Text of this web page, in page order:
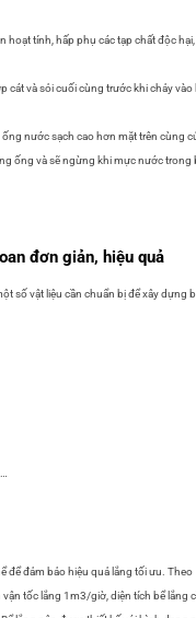
hoạt tính, hấp phụ các tạp chất độc hại,
cát và sỏi cuối cùng trước khi chảy vào
nước sạch cao hơn mặt trên cùng
ống và sẽ ngừng khi mực nước trong
đơn giản, hiệu quả
số vật liệu cần chuẩn bị để xây dựng
để đảm bảo hiệu quả lắng tối ưu. Theo
vận tốc lắng 1m3/giờ, diện tích bể lắng